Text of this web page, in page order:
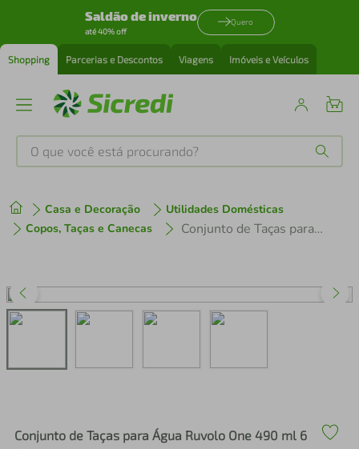
Saldão de inverno
até 40% off
Quero
Shopping Parcerias e Descontos Viagens Imóveis e Veículos
O que você está procurando?
Casa e Decoração
Utilidades Domésticas
Copos, Taças e Canecas
Conjunto de Taças para Água Ruvolo One 490 ml 6 Peças
Conjunto de Taças para Água Ruvolo One 490 ml 6
1º tenis
3º perfume